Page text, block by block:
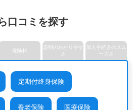
生命保険相互会社
メットライフ生命保険株式会
楽天生命保険株式会社
口コミを探す
保険料
説明のわかりやす
さ
加入手続きのスム
ーズさ
定期付終身保険
養老保険 医療保険